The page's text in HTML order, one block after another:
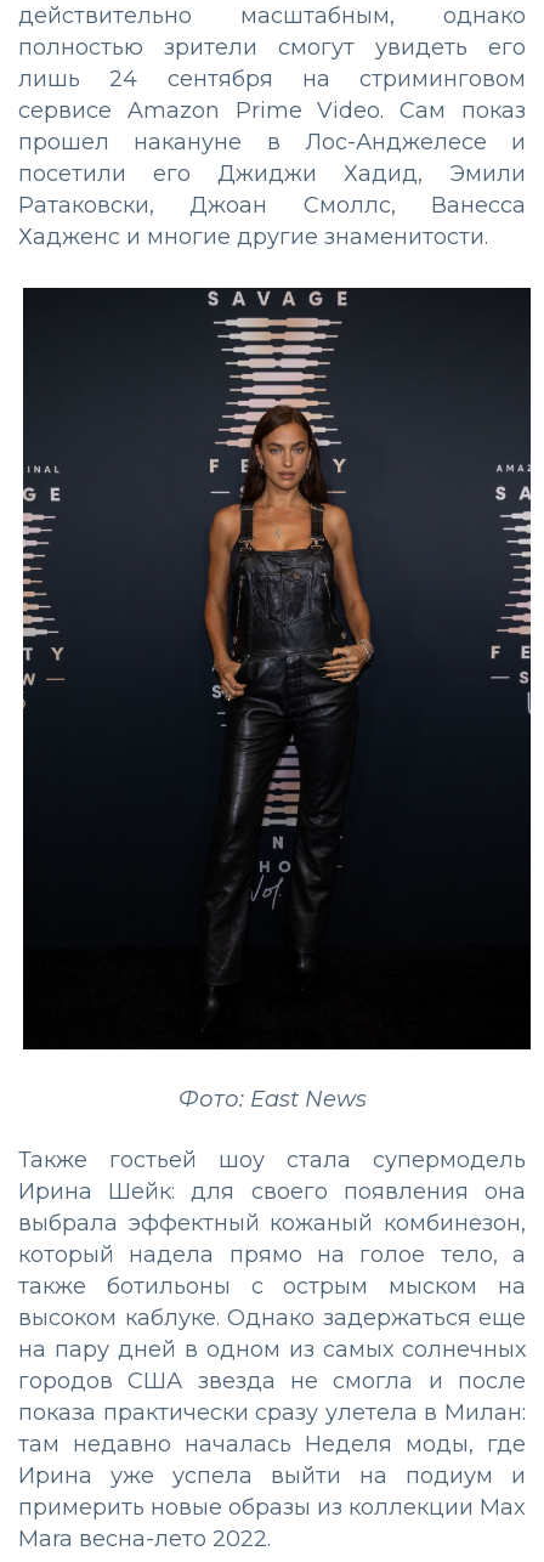
действительно масштабным, однако
полностью зрители смогут увидеть его
лишь 24 сентября на стриминговом
сервисе Amazon Prime Video. Сам показ
прошел накануне в Лос-Анджелесе и
посетили его Джиджи Хадид, Эмили
Ратаковски, Джоан Смоллс, Ванесса
Хадженс и многие другие знаменитости.
Фото: East News
Также гостьей шоу стала супермодель
Ирина Шейк: для своего появления она
выбрала эффектный кожаный комбинезон,
который надела прямо на голое тело, а
также ботильоны с острым мыском на
высоком каблуке. Однако задержаться еще
на пару дней в одном из самых солнечных
городов США звезда не смогла и после
показа практически сразу улетела в Милан:
там недавно началась Неделя моды, где
Ирина уже успела выйти на подиум и
примерить новые образы из коллекции Max
Mara весна-лето 2022.